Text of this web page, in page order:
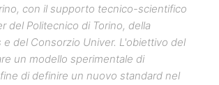
con il supporto tecnico-scientifico
del Politecnico di Torino, della
e del Consorzio Univer. L'obiettivo del
un modello sperimentale di
di definire un nuovo standard nel